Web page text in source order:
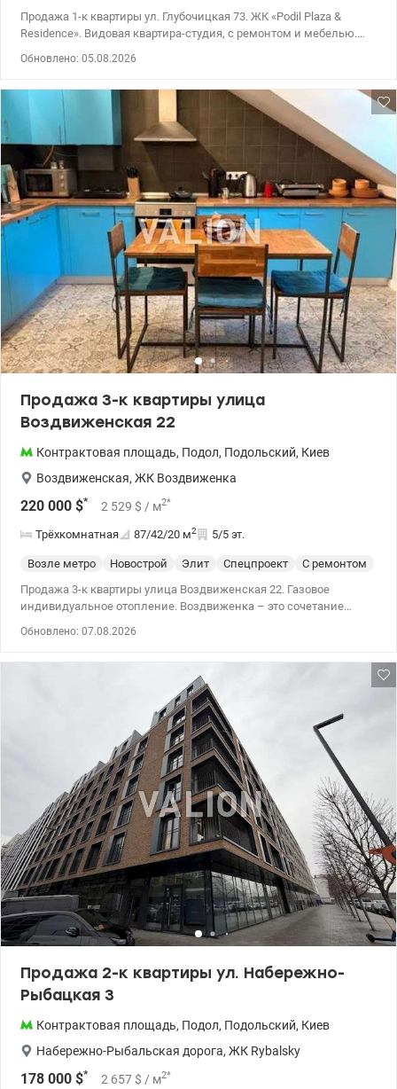
Продажа 1-к квартиры ул. Глубочицкая 73. ЖК «Podil Plaza &
Residence». Видовая квартира-студия, с ремонтом и мебелью.
окрестности и достопримечательности. 044 200 10 80
valion.ua/1153913
Обновлено: 05.08.2026
Продажа 3-к квартиры улица
Воздвиженская 22
Контрактовая площадь, Подол, Подольский, Киев
Воздвиженская, ЖК Воздвиженка
220 000 $* 2 529 $ / м2*
Трёхкомнатная 87/42/20 м2 5/5 эт.
Возле метро Новострой Элит Спецпроект
С ремонтом
Продажа 3-к квартиры улица Воздвиженская 22. Газовое
индивидуальное отопление. Воздвиженка – это сочетание
Обновлено: 07.08.2026
Продажа 2-к квартиры ул. Набережно-
Рыбацкая 3
Контрактовая площадь, Подол, Подольский, Киев
Набережно-Рыбальская дорога, ЖК Rybalsky
178 000 $* 2 657 $ / м2*